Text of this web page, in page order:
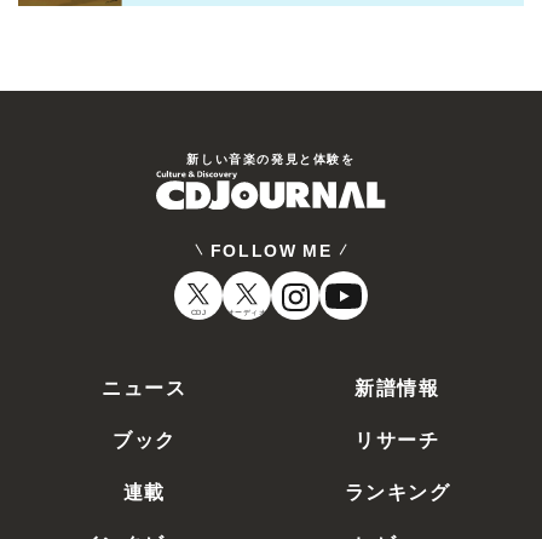
新しい⾳楽の発⾒と体験を
FOLLOW ME
CDJ オーディオ
ニュース
新譜情報
ブック
リサーチ
連載
ランキング